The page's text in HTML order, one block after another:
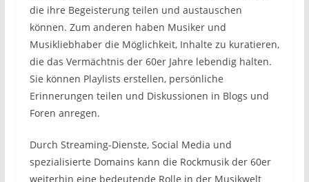
die ihre Begeisterung teilen und austauschen
können. Zum anderen haben Musiker und
Musikliebhaber die Möglichkeit, Inhalte zu kuratieren,
die das Vermächtnis der 60er Jahre lebendig halten.
Sie können Playlists erstellen, persönliche
Erinnerungen teilen und Diskussionen in Blogs und
Foren anregen.
Durch Streaming-Dienste, Social Media und
spezialisierte Domains kann die Rockmusik der 60er
weiterhin eine bedeutende Rolle in der Musikwelt